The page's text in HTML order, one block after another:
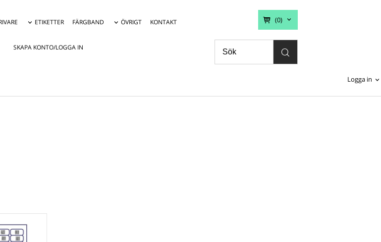
ETIKETTER FÄRGBAND ÖVRIGT KONTAKT
SKAPA KONTO/LOGGA IN
(0)
Logga in